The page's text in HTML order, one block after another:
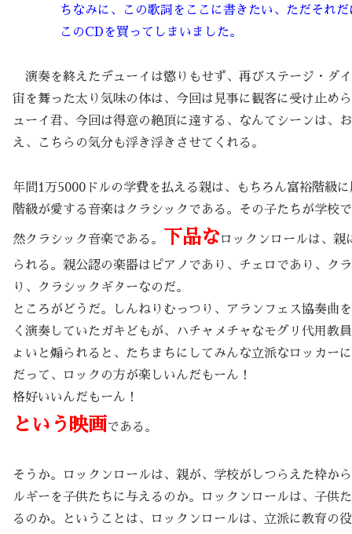
ちなみに、この歌詞をここに書きたい、ただそれ
このCDを買ってしまいました。
演奏を終えたデューイは懲りもせず、再びステージ・ダ
宙を舞った太り気味の体は、今回は見事に観客に受け止め
ューイ君、今回は得意の絶頂に達する、なんてシーンは、
え、こちらの気分も浮き浮きさせてくれる。
年間1万5000ドルの学費を払える親は、もちろん富裕階級
階級が愛する音楽はクラシックである。その子たちが学校
然クラシック音楽である。 下品なロックンロールは、親
られる。親公認の楽器はピアノであり、チェロであり、ク
り、クラシックギターなのだ。
ところがどうだ。しんねりむっつり、アランフェス協奏曲
く演奏していたガキどもが、ハチャメチャなモグリ代用教
ょいと煽られると、たちまちにしてみんな立派なロッカー
だって、ロックの方が楽しいんだもーん！
格好いいんだもーん！
という映画である。
そうか。ロックンロールは、親が、学校がしつらえた枠か
ルギーを子供たちに与えるのか。ロックンロールは、子供
るのか。ということは、ロックンロールは、立派に教育の